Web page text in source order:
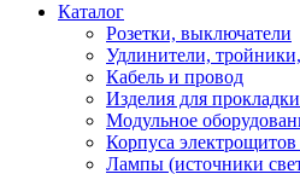
Каталог
Розетки, выключатели
Удлинители,
Кабель и провод
Изделия для
Модульное
Корпуса
Лампы (источники